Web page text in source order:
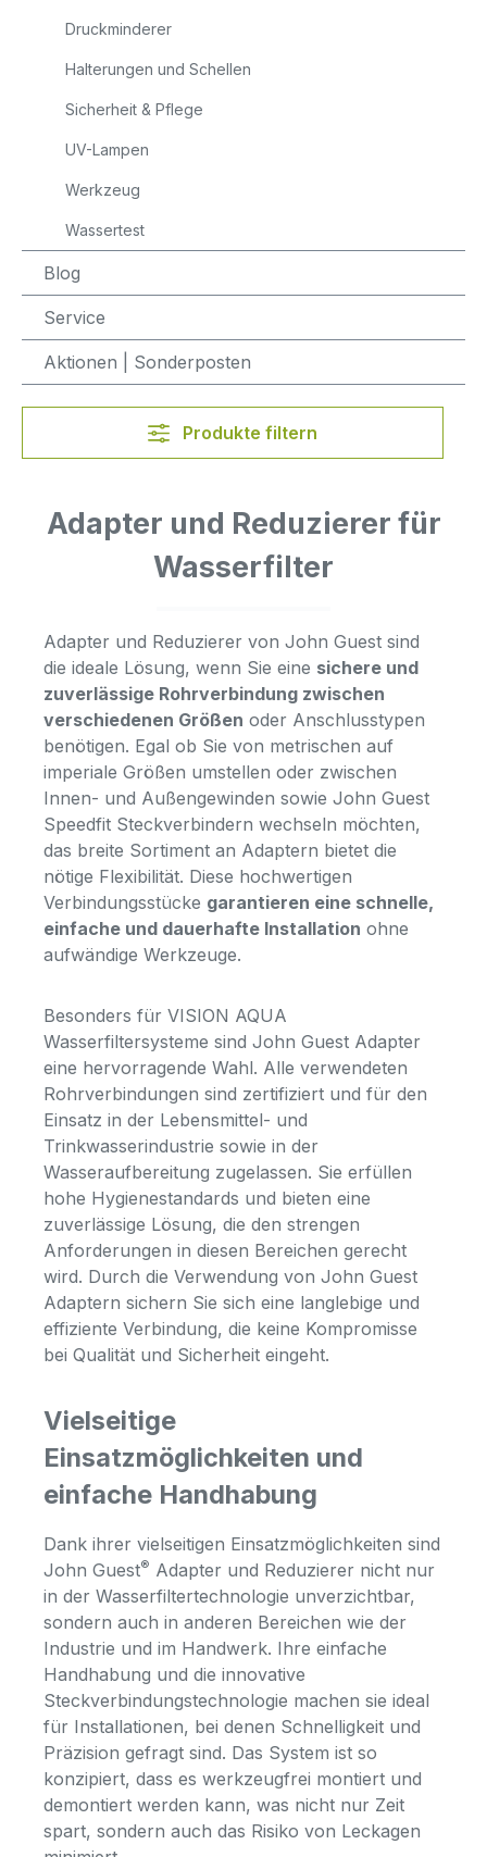
Druckminderer
Halterungen und Schellen
Sicherheit & Pflege
UV-Lampen
Werkzeug
Wassertest
Blog
Service
Aktionen | Sonderposten
Produkte filtern
Adapter und Reduzierer für
Wasserfilter
Adapter und Reduzierer von John Guest sind
die ideale Lösung, wenn Sie eine sichere und
zuverlässige Rohrverbindung zwischen
verschiedenen Größen oder Anschlusstypen
benötigen. Egal ob Sie von metrischen auf
imperiale Größen umstellen oder zwischen
Innen- und Außengewinden sowie John Guest
Speedfit Steckverbindern wechseln möchten,
das breite Sortiment an Adaptern bietet die
nötige Flexibilität. Diese hochwertigen
Verbindungsstücke garantieren eine schnelle,
einfache und dauerhafte Installation ohne
aufwändige Werkzeuge.
Besonders für VISION AQUA
Wasserfiltersysteme sind John Guest Adapter
eine hervorragende Wahl. Alle verwendeten
Rohrverbindungen sind zertifiziert und für den
Einsatz in der Lebensmittel- und
Trinkwasserindustrie sowie in der
Wasseraufbereitung zugelassen. Sie erfüllen
hohe Hygienestandards und bieten eine
zuverlässige Lösung, die den strengen
Anforderungen in diesen Bereichen gerecht
wird. Durch die Verwendung von John Guest
Adaptern sichern Sie sich eine langlebige und
effiziente Verbindung, die keine Kompromisse
bei Qualität und Sicherheit eingeht.
Vielseitige
Einsatzmöglichkeiten und
einfache Handhabung
Dank ihrer vielseitigen Einsatzmöglichkeiten sind
John Guest® Adapter und Reduzierer nicht nur
in der Wasserfiltertechnologie unverzichtbar,
sondern auch in anderen Bereichen wie der
Industrie und im Handwerk. Ihre einfache
Handhabung und die innovative
Steckverbindungstechnologie machen sie ideal
für Installationen, bei denen Schnelligkeit und
Präzision gefragt sind. Das System ist so
konzipiert, dass es werkzeugfrei montiert und
demontiert werden kann, was nicht nur Zeit
spart, sondern auch das Risiko von Leckagen